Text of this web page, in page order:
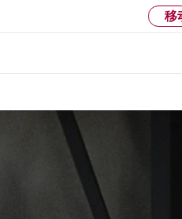
移